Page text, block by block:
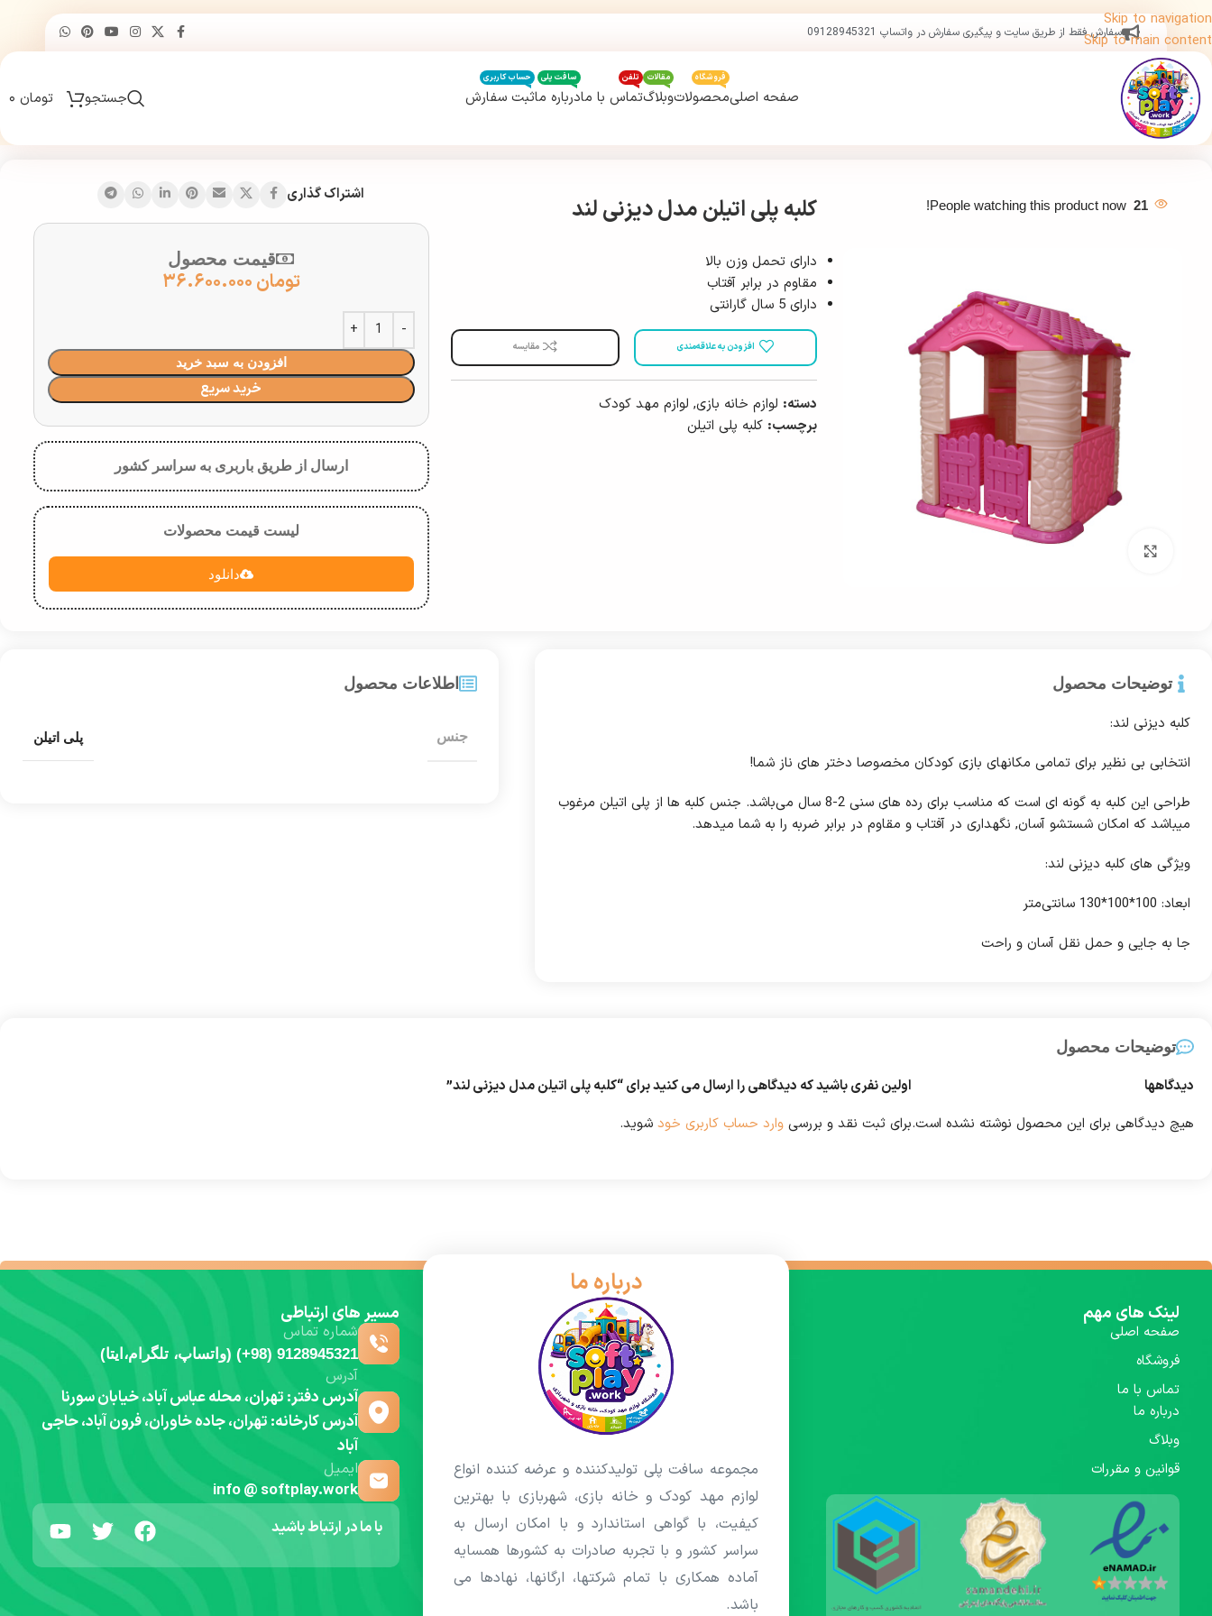
Skip to navigation
Skip to main contentسفارش فقط از طریق سایت و پیگیری سفارش در واتساپ 09128945321
صفحه اصلیمحصولات
فروشگاه
وبلاگ
مقالات
تماس با ما
تلفن
درباره ما
سافت پلی
ثبت سفارش
حساب کاربری
جستجو تومان
21
People watching this product now! کلبه پلی اتیلن مدل دیزنی لند
دارای تحمل وزن بالا
مقاوم در برابر آفتاب
دارای 5 سال گارانتی
افزودن به علاقه‌مندی مقایسه
دسته: لوازم خانه بازی, لوازم مهد کودک
برچسب: کلبه پلی اتیلن
اشتراک گذاری
قیمت محصول
تومان
افزودن به سبد خرید
خرید سریع
ارسال از طریق باربری به سراسر کشور
لیست قیمت محصولات
دانلود
توضیحات محصول
کلبه دیزنی لند:
انتخابی بی نظیر برای تمامی مکانهای بازی کودکان مخصوصا دختر های ناز شما!
طراحی این کلبه به گونه ای است که مناسب برای رده های سنی 2-8 سال می‌باشد. جنس کلبه ها از پلی اتیلن مرغوب
میباشد که امکان شستشو آسان, نگهداری در آفتاب و مقاوم در برابر ضربه را به شما میدهد.
ویژگی های کلبه دیزنی لند:
ابعاد: 100*100*130 سانتی‌متر
جا به جایی و حمل نقل آسان و راحت
اطلاعات محصول
جنس پلی اتیلن
توضیحات محصول
دیدگاهها
هیچ دیدگاهی برای این محصول نوشته نشده است.
اولین نفری باشید که دیدگاهی را ارسال می کنید برای “کلبه پلی اتیلن مدل دیزنی لند”
برای ثبت نقد و بررسی وارد حساب کاربری خود شوید.
لینک های مهم
صفحه اصلی
فروشگاه
تماس با ما
درباره ما
وبلاگ
قوانین و مقررات
درباره ما
مجموعه سافت پلی تولیدکننده و عرضه کننده انواع
لوازم مهد کودک و خانه بازی، شهربازی با بهترین
کیفیت، با گواهی استاندارد و با امکان ارسال به
سراسر کشور و با تجربه صادرات به کشورها همسایه
آماده همکاری با تمام شرکتها، ارگانها، نهادها می
باشد.
مسیر های ارتباطی
شماره تماس
9128945321 (98+) (واتساپ، تلگرام،ایتا)
آدرس
آدرس دفتر: تهران، محله عباس آباد، خیابان سورنا
آدرس کارخانه: تهران، جاده خاوران، فرون آباد، حاجی
آباد
ایمیل
info @ softplay.work
با ما در ارتباط باشید